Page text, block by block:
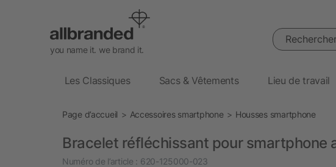
you name it. we brand it.
Rechercher des
Les Classiques Sacs & Vêtements Lieu de travail
Page d’accueil Accessoires smartphone Housses smartphone
Bracelet réfléchissant pour smartphone
Numéro de l’article : 620-125000-023